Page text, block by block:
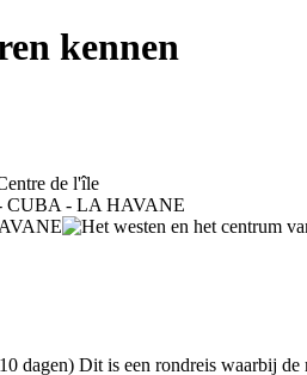
kennen
Dit is een rondreis waarbij de